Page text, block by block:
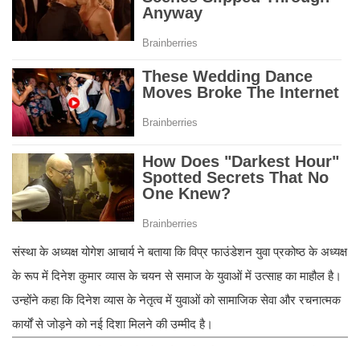
संस्था के अध्यक्ष योगेश आचार्य ने बताया कि विप्र फाउंडेशन युवा प्रकोष्ठ के अध्यक्ष
के रूप में दिनेश कुमार व्यास के चयन से समाज के युवाओं में उत्साह का माहौल है।
उन्होंने कहा कि दिनेश व्यास के नेतृत्व में युवाओं को सामाजिक सेवा और रचनात्मक
कार्यों से जोड़ने को नई दिशा मिलने की उम्मीद है।